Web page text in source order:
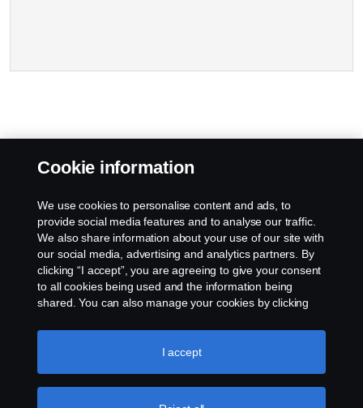
Cookie information
We use cookies to personalise content and ads, to
provide social media features and to analyse our traffic.
We also share information about your use of our site with
our social media, advertising and analytics partners. By
clicking “I accept”, you are agreeing to give your consent
to all cookies being used and the information being
shared. You can also manage your cookies by clicking
like to accept. For a more detailed explanation of how we
use cookies, please visit our cookies section, which you
I accept